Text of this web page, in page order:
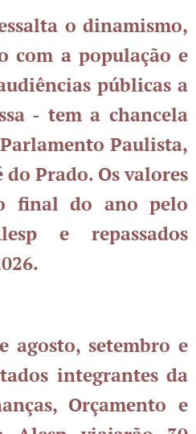
o dinamismo,
com a população e
públicas a
- tem a chancela
Paulista,
Prado. Os valores
final do ano pelo
e repassados
agosto, setembro e
integrantes da
Orçamento e